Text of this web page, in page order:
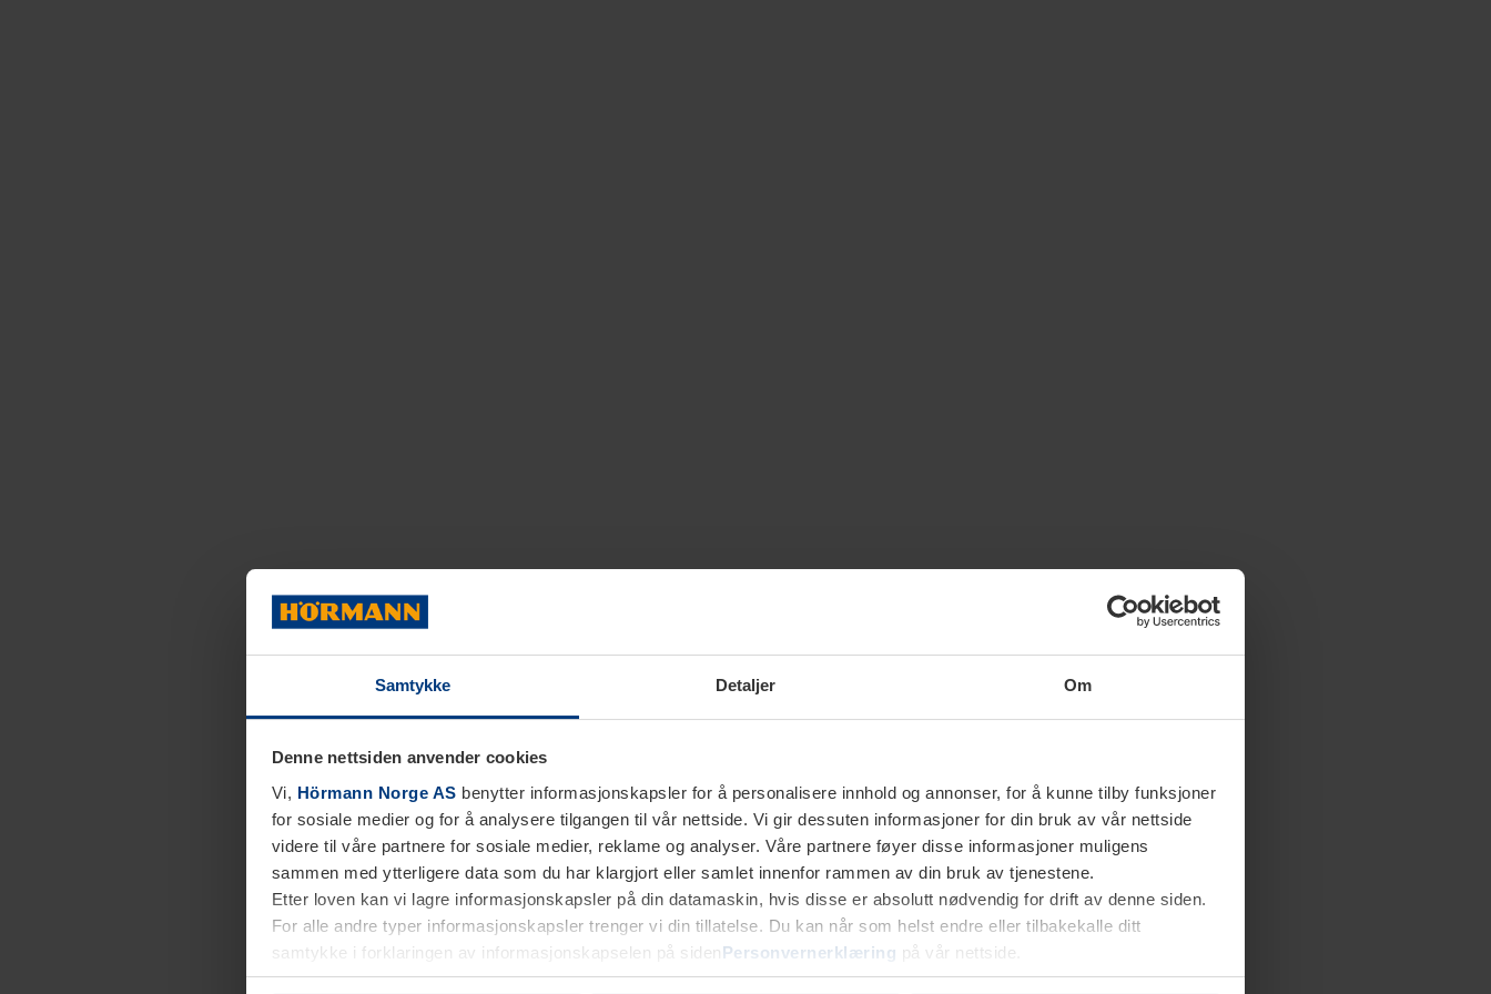
Samtykke Detaljer Om
Denne nettsiden anvender cookies
Vi, Hörmann Norge AS benytter informasjonskapsler for å personalisere innhold og annonser, for å kunne tilby funksjoner
for sosiale medier og for å analysere tilgangen til vår nettside. Vi gir dessuten informasjoner for din bruk av vår nettside
videre til våre partnere for sosiale medier, reklame og analyser. Våre partnere føyer disse informasjoner muligens
sammen med ytterligere data som du har klargjort eller samlet innenfor rammen av din bruk av tjenestene.
Etter loven kan vi lagre informasjonskapsler på din datamaskin, hvis disse er absolutt nødvendig for drift av denne siden.
For alle andre typer informasjonskapsler trenger vi din tillatelse. Du kan når som helst endre eller tilbakekalle ditt
samtykke i forklaringen av informasjonskapselen på sidenPersonvernerklæring på vår nettside.